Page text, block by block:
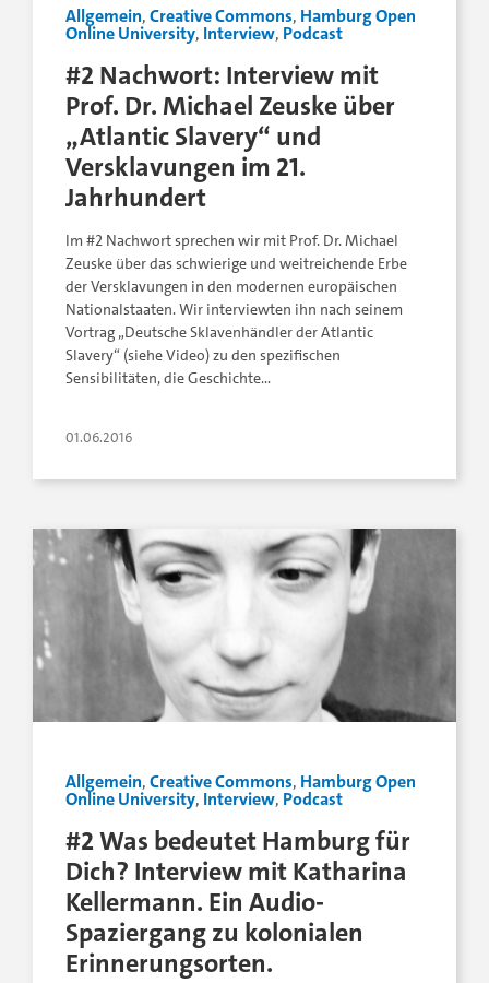
Allgemein,Creative Commons, Hamburg Open
Online University, Interview, Podcast
#2 Nachwort: Interview mit
Prof. Dr. Michael Zeuske über
„Atlantic Slavery“ und
Versklavungen im 21.
Jahrhundert
Im #2 Nachwort sprechen wir mit Prof. Dr. Michael
Zeuske über das schwierige und weitreichende Erbe
der Versklavungen in den modernen europäischen
Nationalstaaten. Wir interviewten ihn nach seinem
Vortrag „Deutsche Sklavenhändler der Atlantic
Slavery“ (siehe Video) zu den spezifischen
Sensibilitäten, die Geschichte…
01.06.2016
Allgemein,Creative Commons, Hamburg Open
Online University, Interview, Podcast
#2 Was bedeutet Hamburg für
Dich? Interview mit Katharina
Kellermann. Ein Audio-
Spaziergang zu kolonialen
Erinnerungsorten.